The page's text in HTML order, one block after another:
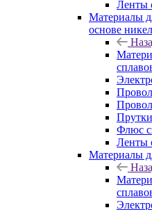
Ленты
Материалы
основе
Флюс
Ленты
Материалы